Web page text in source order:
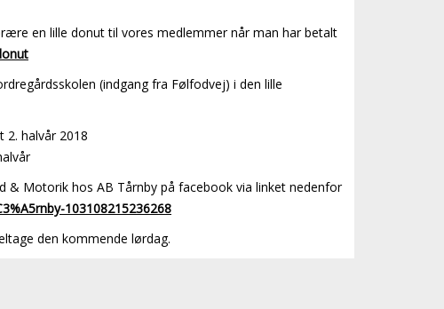
en lille donut til vores medlemmer når man har betalt
(indgang fra Følfodvej) i den lille
2. halvår 2018
& Motorik hos AB Tårnby på facebook via linket nedenfor
103108215236268
den kommende lørdag.